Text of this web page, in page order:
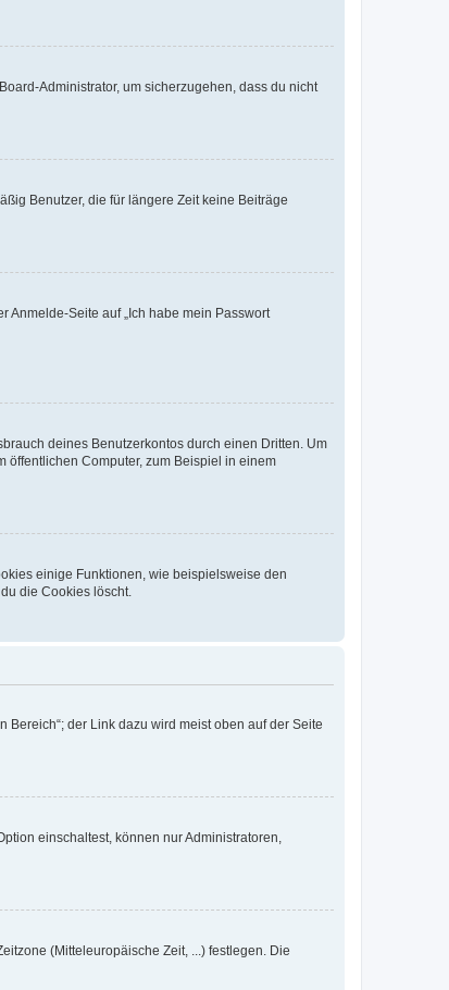
Administrator, um sicherzugehen, dass du nicht
Benutzer, die für längere Zeit keine Beiträge
Anmelde-Seite auf „Ich habe mein Passwort
deines Benutzerkontos durch einen Dritten. Um
öffentlichen Computer, zum Beispiel in einem
einige Funktionen, wie beispielsweise den
die Cookies löscht.
der Link dazu wird meist oben auf der Seite
einschaltest, können nur Administratoren,
(Mitteleuropäische Zeit, ...) festlegen. Die